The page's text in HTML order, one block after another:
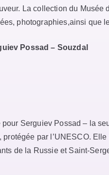
La collection du
photographies,ainsi que
Possad – Souzdal
Serguiev Possad – la
par l’UNESCO.
de la Russie et Saint-